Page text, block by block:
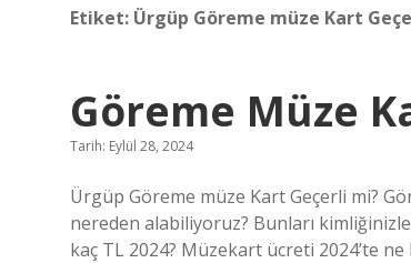
Etiket: Ürgüp Göreme müze Kart
Göreme Müze
Tarih: Eylül 28, 2024
Ürgüp Göreme müze Kart Geçerli mi?
nereden alabiliyoruz? Bunları
kaç TL 2024? Müzekart ücreti 2024’te